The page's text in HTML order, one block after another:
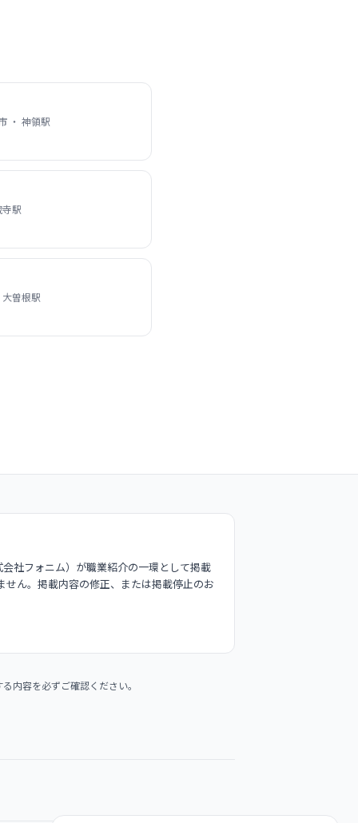
・ 神領駅
駅
曽根駅
社フォニム）が職業紹介の一環として掲載
ん。掲載内容の修正、または掲載停止のお
内容を必ずご確認ください。